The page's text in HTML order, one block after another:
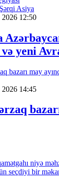
Asiya
12:50
yeni
14:45